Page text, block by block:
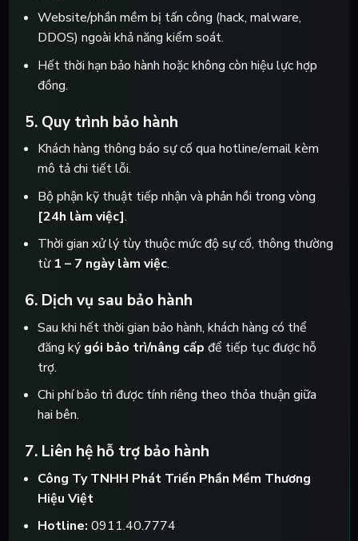
Website/phần mềm bị tấn công (hack, malware,
DDOS) ngoài khả năng kiểm soát.
Hết thời hạn bảo hành hoặc không còn hiệu lực hợp
đồng.
5. Quy trình bảo hành
Khách hàng thông báo sự cố qua hotline/email kèm
mô tả chi tiết lỗi.
Bộ phận kỹ thuật tiếp nhận và phản hồi trong vòng
[24h làm việc].
Thời gian xử lý tùy thuộc mức độ sự cố, thông thường
từ 1 – 7 ngày làm việc.
6. Dịch vụ sau bảo hành
Sau khi hết thời gian bảo hành, khách hàng có thể
đăng ký gói bảo trì/nâng cấp để tiếp tục được hỗ
trợ.
Chi phí bảo trì được tính riêng theo thỏa thuận giữa
hai bên.
7. Liên hệ hỗ trợ bảo hành
Công Ty TNHH Phát Triển Phần Mềm Thương
Hiệu Việt
Hotline: 0911.40.7774